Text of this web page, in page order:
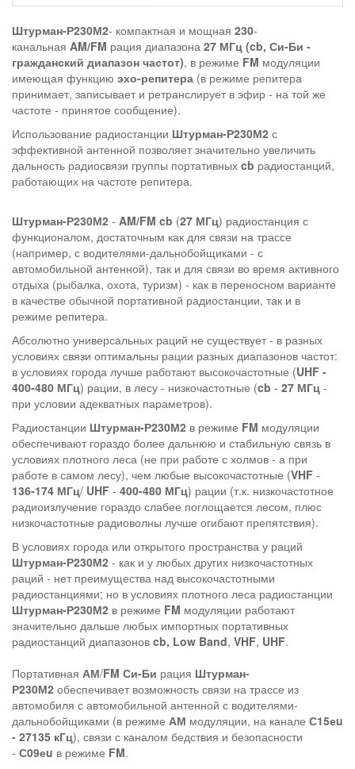
Штурман-Р230М2- компактная и мощная 230-
канальная AM/FM рация диапазона 27 МГц (cb, Си-Би -
гражданский диапазон частот), в режиме FM модуляции
имеющая функцию эхо-репитера (в режиме репитера
принимает, записывает и ретранслирует в эфир - на той же
частоте - принятое сообщение).
Использование радиостанции Штурман-Р230М2 с
эффективной антенной позволяет значительно увеличить
дальность радиосвязи группы портативных cb радиостанций,
работающих на частоте репитера.
Штурман-Р230М2 - AM/FM cb (27 МГц) радиостанция с
функционалом, достаточным как для связи на трассе
(например, с водителями-дальнобойщиками - с
автомобильной антенной), так и для связи во время активного
отдыха (рыбалка, охота, туризм) - как в переносном варианте
в качестве обычной портативной радиостанции, так и в
режиме репитера.
Абсолютно универсальных раций не существует - в разных
условиях связи оптимальны рации разных диапазонов частот:
в условиях города лучше работают высокочастотные (UHF -
400-480 МГц) рации, в лесу - низкочастотные (cb - 27 МГц -
при условии адекватных параметров).
Радиостанции Штурман-Р230М2 в режиме FM модуляции
обеспечивают гораздо более дальнюю и стабильную связь в
условиях плотного леса (не при работе с холмов - а при
работе в самом лесу), чем любые высокочастотные (VHF -
136-174 МГц/ UHF - 400-480 МГц) рации (т.к. низкочастотное
радиоизлучение гораздо слабее поглощается лесом, плюс
низкочастотные радиоволны лучше огибают препятствия).
В условиях города или открытого пространства у раций
Штурман-Р230М2 - как и у любых других низкочастотных
раций - нет преимущества над высокочастотными
радиостанциями; но в условиях плотного леса радиостанции
Штурман-Р230М2 в режиме FM модуляции работают
значительно дальше любых импортных портативных
радиостанций диапазонов cb, Low Band, VHF, UHF.
Портативная АМ/FM Си-Би рация Штурман-
Р230М2 обеспечивает возможность связи на трассе из
автомобиля с автомобильной антенной с водителями-
дальнобойщиками (в режиме АМ модуляции, на канале С15еu
- 27135 кГц), связи с каналом бедствия и безопасности
- С09еu в режиме FM.